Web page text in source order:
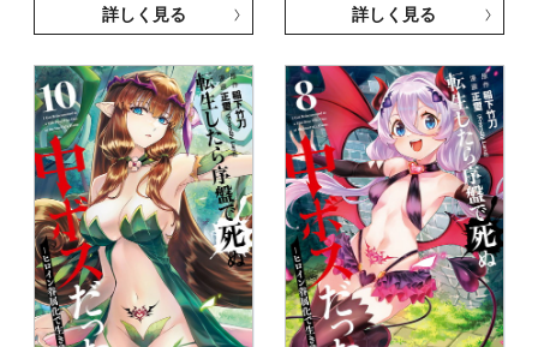
詳しく見る 詳しく見る